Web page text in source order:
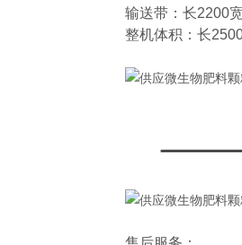
输送带：长2200
整机体积：长